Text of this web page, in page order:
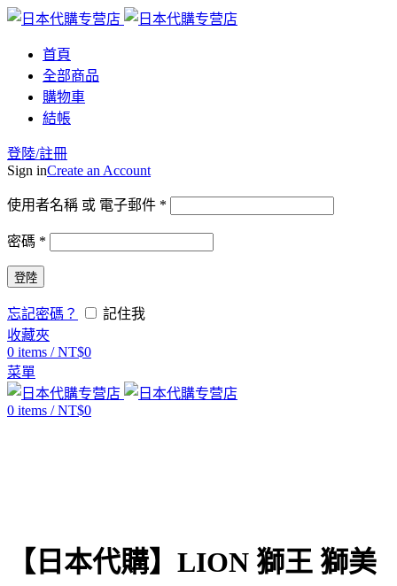
首頁
全部商品
購物車
結帳
登陸/註冊
Sign inCreate an Account
使用者名稱 或 電子郵件 *
密碼 *
登陸
忘記密碼？
記住我
收藏夾
0 items / NT$0
菜單
0 items / NT$0
【日本代購】LION 獅王 獅美